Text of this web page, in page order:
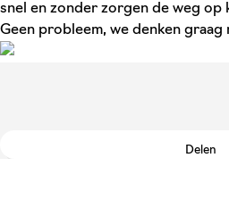
snel en zonder zorgen de weg
Geen probleem, we denken
Delen